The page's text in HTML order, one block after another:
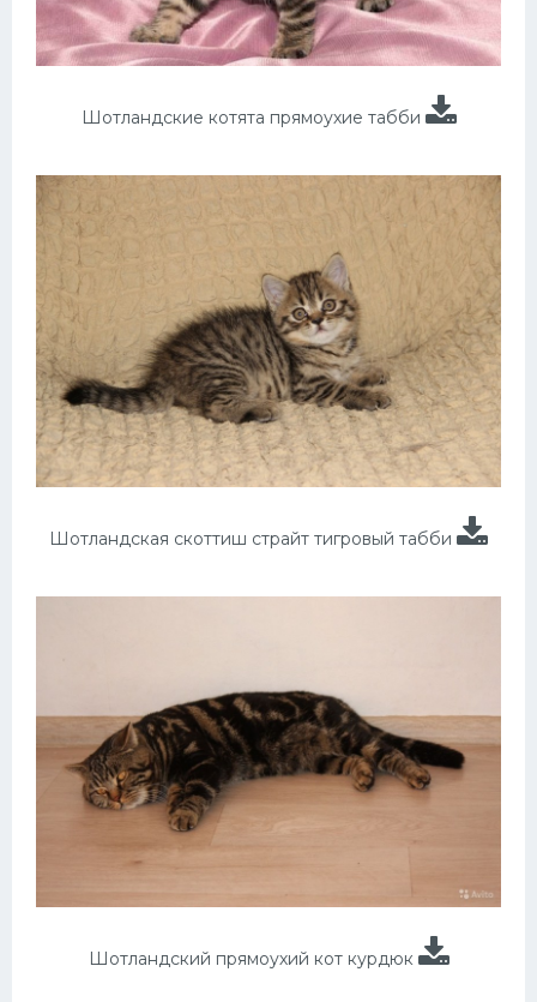
Шотландские котята прямоухие табби
Шотландская скоттиш страйт тигровый табби
Шотландский прямоухий кот курдюк